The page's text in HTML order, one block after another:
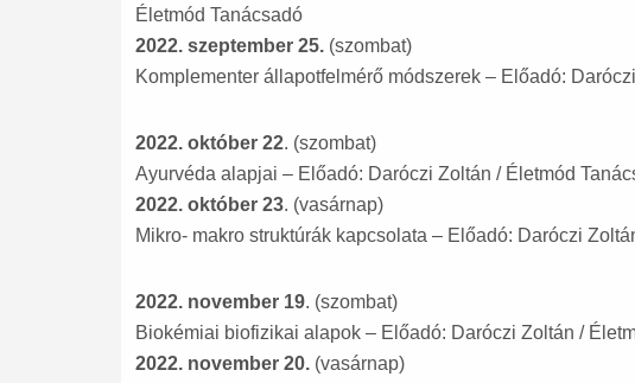
Életmód Tanácsadó
2022. szeptember 25. (szombat)
Komplementer állapotfelmérő módszerek – Előadó:
2022. október 22. (szombat)
Ayurvéda alapjai – Előadó: Daróczi Zoltán / Életmód
2022. október 23. (vasárnap)
Mikro- makro struktúrák kapcsolata – Előadó: Daróczi
2022. november 19. (szombat)
Biokémiai biofizikai alapok – Előadó: Daróczi Zoltán /
2022. november 20. (vasárnap)